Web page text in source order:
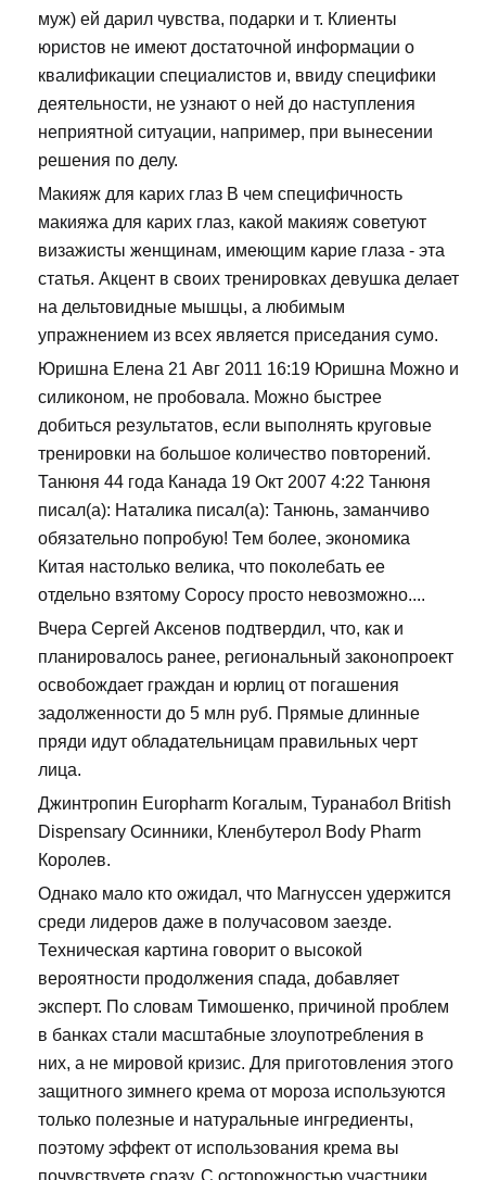
муж) ей дарил чувства, подарки и т. Клиенты
юристов не имеют достаточной информации о
квалификации специалистов и, ввиду специфики
деятельности, не узнают о ней до наступления
неприятной ситуации, например, при вынесении
решения по делу.
Макияж для карих глаз В чем специфичность
макияжа для карих глаз, какой макияж советуют
визажисты женщинам, имеющим карие глаза - эта
статья. Акцент в своих тренировках девушка делает
на дельтовидные мышцы, а любимым
упражнением из всех является приседания сумо.
Юришна Елена 21 Авг 2011 16:19 Юришна Можно и
силиконом, не пробовала. Можно быстрее
добиться результатов, если выполнять круговые
тренировки на большое количество повторений.
Танюня 44 года Канада 19 Окт 2007 4:22 Танюня
писал(а): Наталика писал(а): Танюнь, заманчиво
обязательно попробую! Тем более, экономика
Китая настолько велика, что поколебать ее
отдельно взятому Соросу просто невозможно....
Вчера Сергей Аксенов подтвердил, что, как и
планировалось ранее, региональный законопроект
освобождает граждан и юрлиц от погашения
задолженности до 5 млн руб. Прямые длинные
пряди идут обладательницам правильных черт
лица.
Джинтропин Europharm Когалым, Туранабол British
Dispensary Осинники, Кленбутерол Body Pharm
Королев.
Однако мало кто ожидал, что Магнуссен удержится
среди лидеров даже в получасовом заезде.
Техническая картина говорит о высокой
вероятности продолжения спада, добавляет
эксперт. По словам Тимошенко, причиной проблем
в банках стали масштабные злоупотребления в
них, а не мировой кризис. Для приготовления этого
защитного зимнего крема от мороза используются
только полезные и натуральные ингредиенты,
поэтому эффект от использования крема вы
почувствуете сразу. С осторожностью участники